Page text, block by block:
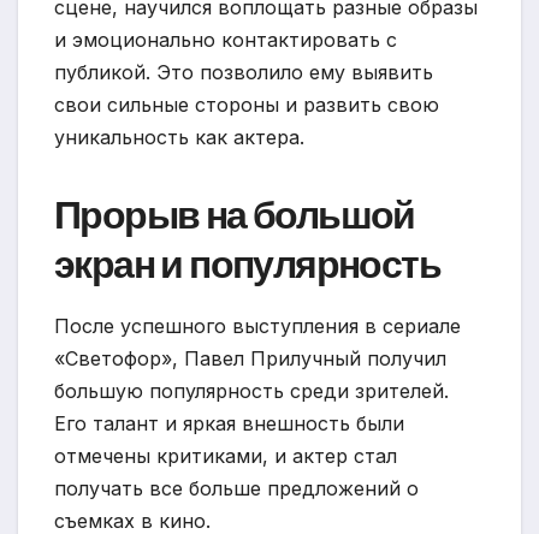
сцене, научился воплощать разные образы
и эмоционально контактировать с
публикой. Это позволило ему выявить
свои сильные стороны и развить свою
уникальность как актера.
Прорыв на большой
экран и популярность
После успешного выступления в сериале
«Светофор», Павел Прилучный получил
большую популярность среди зрителей.
Его талант и яркая внешность были
отмечены критиками, и актер стал
получать все больше предложений о
съемках в кино.